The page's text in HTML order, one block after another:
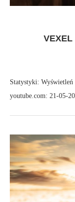
VEXEL
Statystyki: Wyświetleń
youtube.com: 21-05-